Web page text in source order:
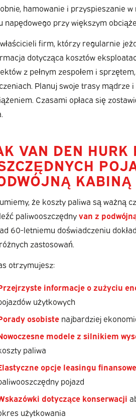
hamowanie i przyspieszanie
napędowego przy większym
firm, którzy regularnie
dotycząca kosztów
z pełnym zespołem i
Planuj swoje trasy mądrze
Czasami opłaca się
VAN DEN HURK
KABINĄ
że koszty paliwa są ważną
paliwooszczędnyvan z
60-letniemu doświadczeniu
zastosowań.
otrzymujesz:
informacje o zużyciu
użytkowych
osobiste najbardziej
modele z silnikiem
paliwa
opcje leasingu
pojazd
dotyczące konserwacji
użytkowania